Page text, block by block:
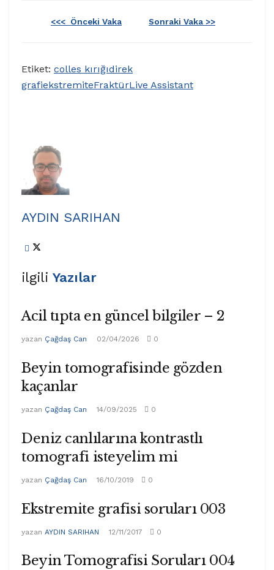
<<< Önceki Vaka Sonraki Vaka >>
Etiket: colles kırığıdirek
grafiekstremiteFraktürLive Assistant
AYDIN SARIHAN
ilgili Yazılar
Acil tıpta en güncel bilgiler – 2
yazan Çağdaş Can 02/04/2026 0
Beyin tomografisinde gözden
kaçanlar
yazan Çağdaş Can 14/09/2025 0
Deniz canlılarına kontrastlı
tomografi isteyelim mi
yazan Çağdaş Can 16/10/2019 0
Ekstremite grafisi soruları 003
yazan AYDIN SARIHAN 12/11/2017 0
Beyin Tomografisi Soruları 004